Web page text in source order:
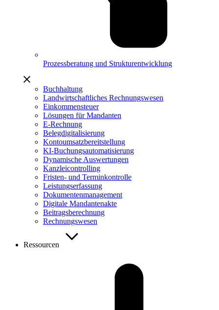
Prozessberatung und Strukturentwicklung
Buchhaltung
Landwirtschaftliches Rechnungswesen
Einkommensteuer
Lösungen für Mandanten
E-Rechnung
Belegdigitalisierung
Kontoumsatzbereitstellung
KI-Buchungsautomatisierung
Dynamische Auswertungen
Kanzleicontrolling
Fristen- und Terminkontrolle
Leistungserfassung
Dokumentenmanagement
Digitale Mandantenakte
Beitragsberechnung
Rechnungswesen
Ressourcen